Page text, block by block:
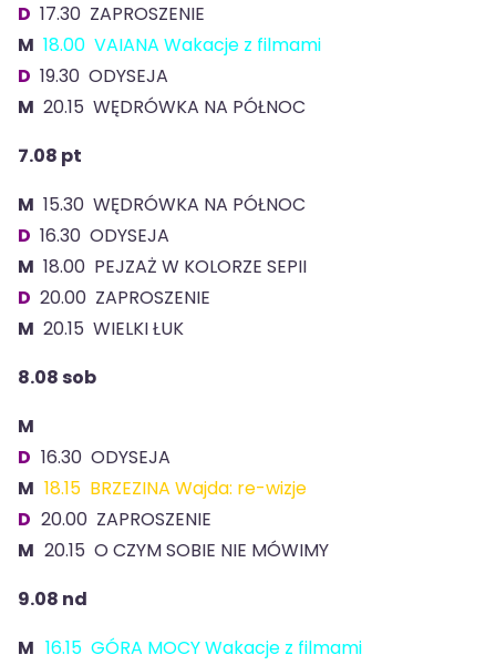
D 17.30 ZAPROSZENIE
M 18.00 VAIANA Wakacje z filmami
D 19.30 ODYSEJA
M 20.15 WĘDRÓWKA NA PÓŁNOC
7.08 pt
M 15.30 WĘDRÓWKA NA PÓŁNOC
D 16.30 ODYSEJA
M 18.00 PEJZAŻ W KOLORZE SEPII
D 20.00 ZAPROSZENIE
M 20.15 WIELKI ŁUK
8.08sob
M
D 16.30 ODYSEJA
M 18.15 BRZEZINA Wajda: re-wizje
D 20.00 ZAPROSZENIE
M 20.15 O CZYM SOBIE NIE MÓWIMY
9.08 nd
M 16.15 GÓRA MOCY Wakacje z filmami